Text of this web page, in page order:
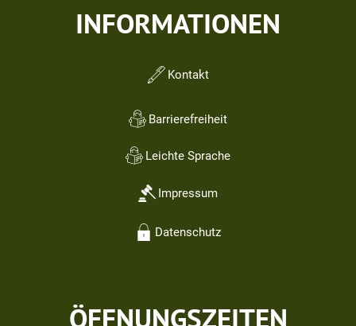
INFORMATIONEN
Kontakt
Barrierefreiheit
Leichte Sprache
Impressum
Datenschutz
ÖFFNUNGSZEITEN